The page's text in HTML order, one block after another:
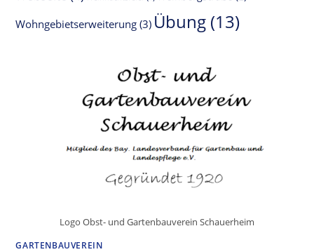
Wohngebietserweiterung(3) Übung (13)
Logo Obst- und Gartenbauverein Schauerheim
GARTENBAUVEREIN